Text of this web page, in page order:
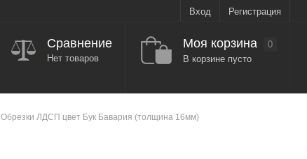
Вход Регистрация
Сравнение
Нет товаров
Моя корзина
0
В корзине пусто
Обрезки ЛДСП цвет Бук Бавария (толщина 16мм)